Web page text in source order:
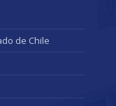
de Chile